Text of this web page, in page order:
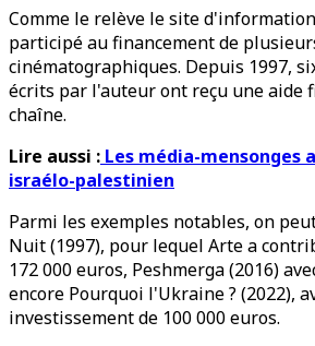
Comme le relève le site
participé au financement de
cinématographiques. Depuis 1997,
écrits par l'auteur ont reçu une aide
chaîne.
Lire aussi : Les média-mensonges
israélo-palestinien
Parmi les exemples notables, on
Nuit (1997), pour lequel Arte a
172 000 euros, Peshmerga (2016)
encore Pourquoi l'Ukraine ? (2022),
investissement de 100 000 euros.